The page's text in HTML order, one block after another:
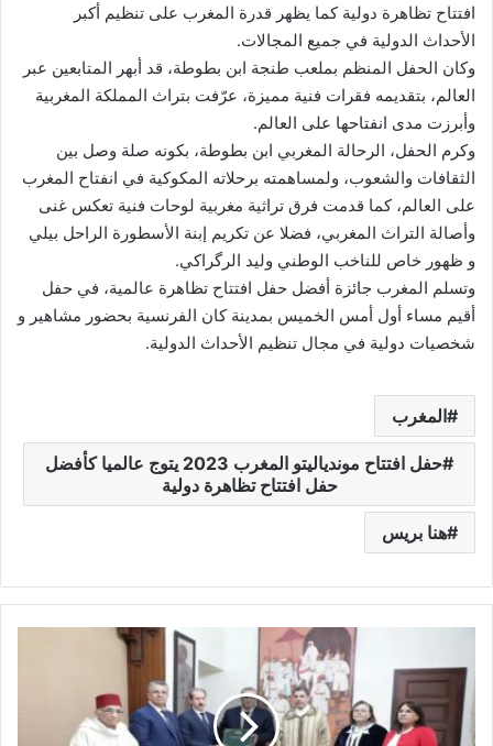
افتتاح تظاهرة دولية كما يظهر قدرة المغرب على تنظيم أكبر
الأحداث الدولية في جميع المجالات.
وكان الحفل المنظم بملعب طنجة ابن بطوطة، قد أبهر المتابعين عبر
العالم، بتقديمه فقرات فنية مميزة، عرّفت بتراث المملكة المغربية
وأبرزت مدى انفتاحها على العالم.
وكرم الحفل، الرحالة المغربي ابن بطوطة، بكونه صلة وصل بين
الثقافات والشعوب، ولمساهمته برحلاته المكوكية في انفتاح المغرب
على العالم، كما قدمت فرق تراثية مغربية لوحات فنية تعكس غنى
وأصالة التراث المغربي، فضلا عن تكريم إبنة الأسطورة الراحل بيلي
و ظهور خاص للناخب الوطني وليد الرگراكي.
وتسلم المغرب جائزة أفضل حفل افتتاح تظاهرة عالمية، في حفل
أقيم مساء أول أمس الخميس بمدينة كان الفرنسية بحضور مشاهير و
شخصيات دولية في مجال تنظيم الأحداث الدولية.
المغرب
حفل افتتاح موندياليتو المغرب 2023 يتوج عالميا كأفضل
حفل افتتاح تظاهرة دولية
هنا بريس
س
ا